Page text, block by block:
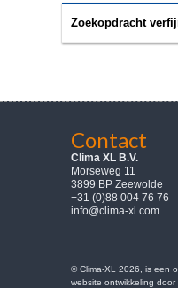
Zoekopdracht
Contact
Clima XL B.V.
Morseweg 11
3899 BP Zeewolde
+31 (0)88 004 76 76
info@clima-xl.com
© Clima-XL 2026, is een
website ontwikkeling door